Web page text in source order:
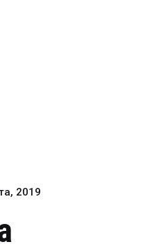
2019